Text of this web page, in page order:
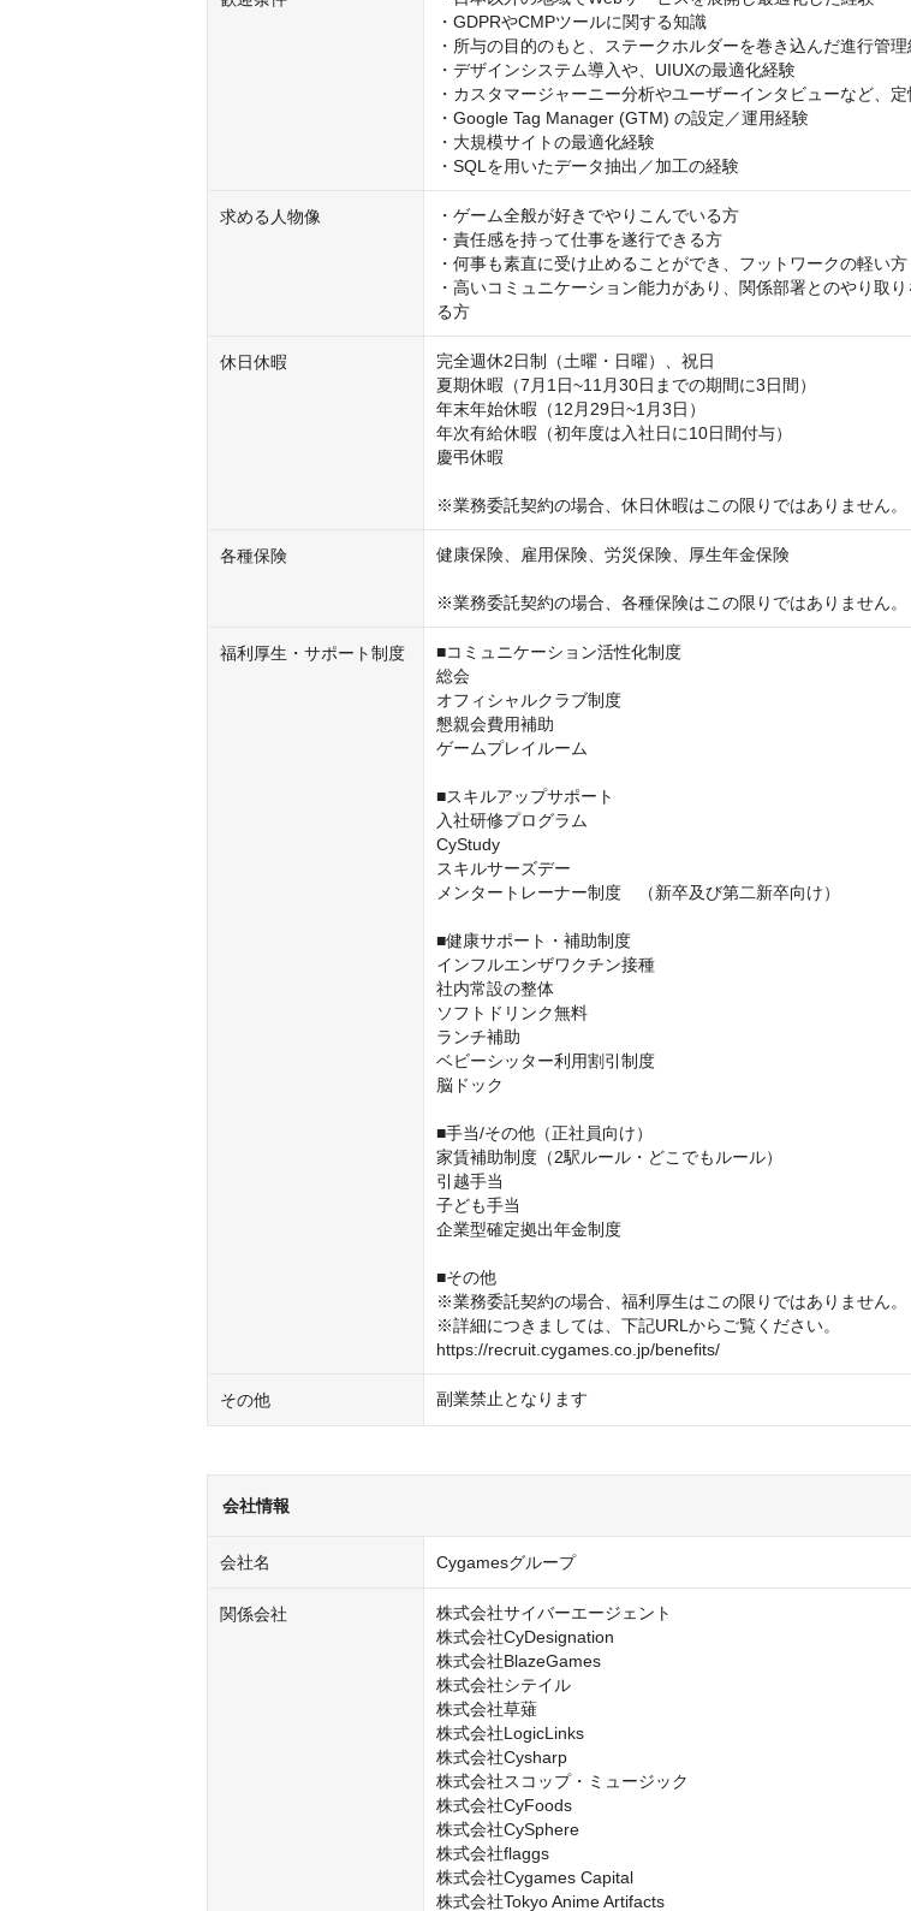
・GDPRやCMPツールに関する知識
・所与の目的のもと、ステークホルダーを巻き込んだ進行管
・デザインシステム導入や、UIUXの最適化経験
・カスタマージャーニー分析やユーザーインタビューなど、
・Google Tag Manager (GTM) の設定／運用経験
・大規模サイトの最適化経験
・SQLを用いたデータ抽出／加工の経験
求める人物像
・ゲーム全般が好きでやりこんでいる方
・責任感を持って仕事を遂行できる方
・何事も素直に受け止めることができ、フットワークの軽い方
・高いコミュニケーション能力があり、関係部署とのやり取
る方
休日休暇
完全週休2日制（土曜・日曜）、祝日
夏期休暇（7月1日~11月30日までの期間に3日間）
年末年始休暇（12月29日~1月3日）
年次有給休暇（初年度は入社日に10日間付与）
慶弔休暇
※業務委託契約の場合、休日休暇はこの限りではありません。
各種保険 健康保険、雇用保険、労災保険、厚生年金保険
※業務委託契約の場合、各種保険はこの限りではありません。
福利厚生・サポート制度
■コミュニケーション活性化制度
総会
オフィシャルクラブ制度
懇親会費用補助
ゲームプレイルーム
■スキルアップサポート
入社研修プログラム
CyStudy
スキルサーズデー
メンタートレーナー制度　（新卒及び第二新卒向け）
■健康サポート・補助制度
インフルエンザワクチン接種
社内常設の整体
ソフトドリンク無料
ランチ補助
ベビーシッター利用割引制度
脳ドック
■手当/その他（正社員向け）
家賃補助制度（2駅ルール・どこでもルール）
引越手当
子ども手当
企業型確定拠出年金制度
■その他
※業務委託契約の場合、福利厚生はこの限りではありません。
※詳細につきましては、下記URLからご覧ください。
https://recruit.cygames.co.jp/benefits/
その他 副業禁止となります
会社情報
会社名 Cygamesグループ
関係会社
株式会社サイバーエージェント
株式会社CyDesignation
株式会社BlazeGames
株式会社シテイル
株式会社草薙
株式会社LogicLinks
株式会社Cysharp
株式会社スコップ・ミュージック
株式会社CyFoods
株式会社CySphere
株式会社flaggs
株式会社Cygames Capital
株式会社Tokyo Anime Artifacts